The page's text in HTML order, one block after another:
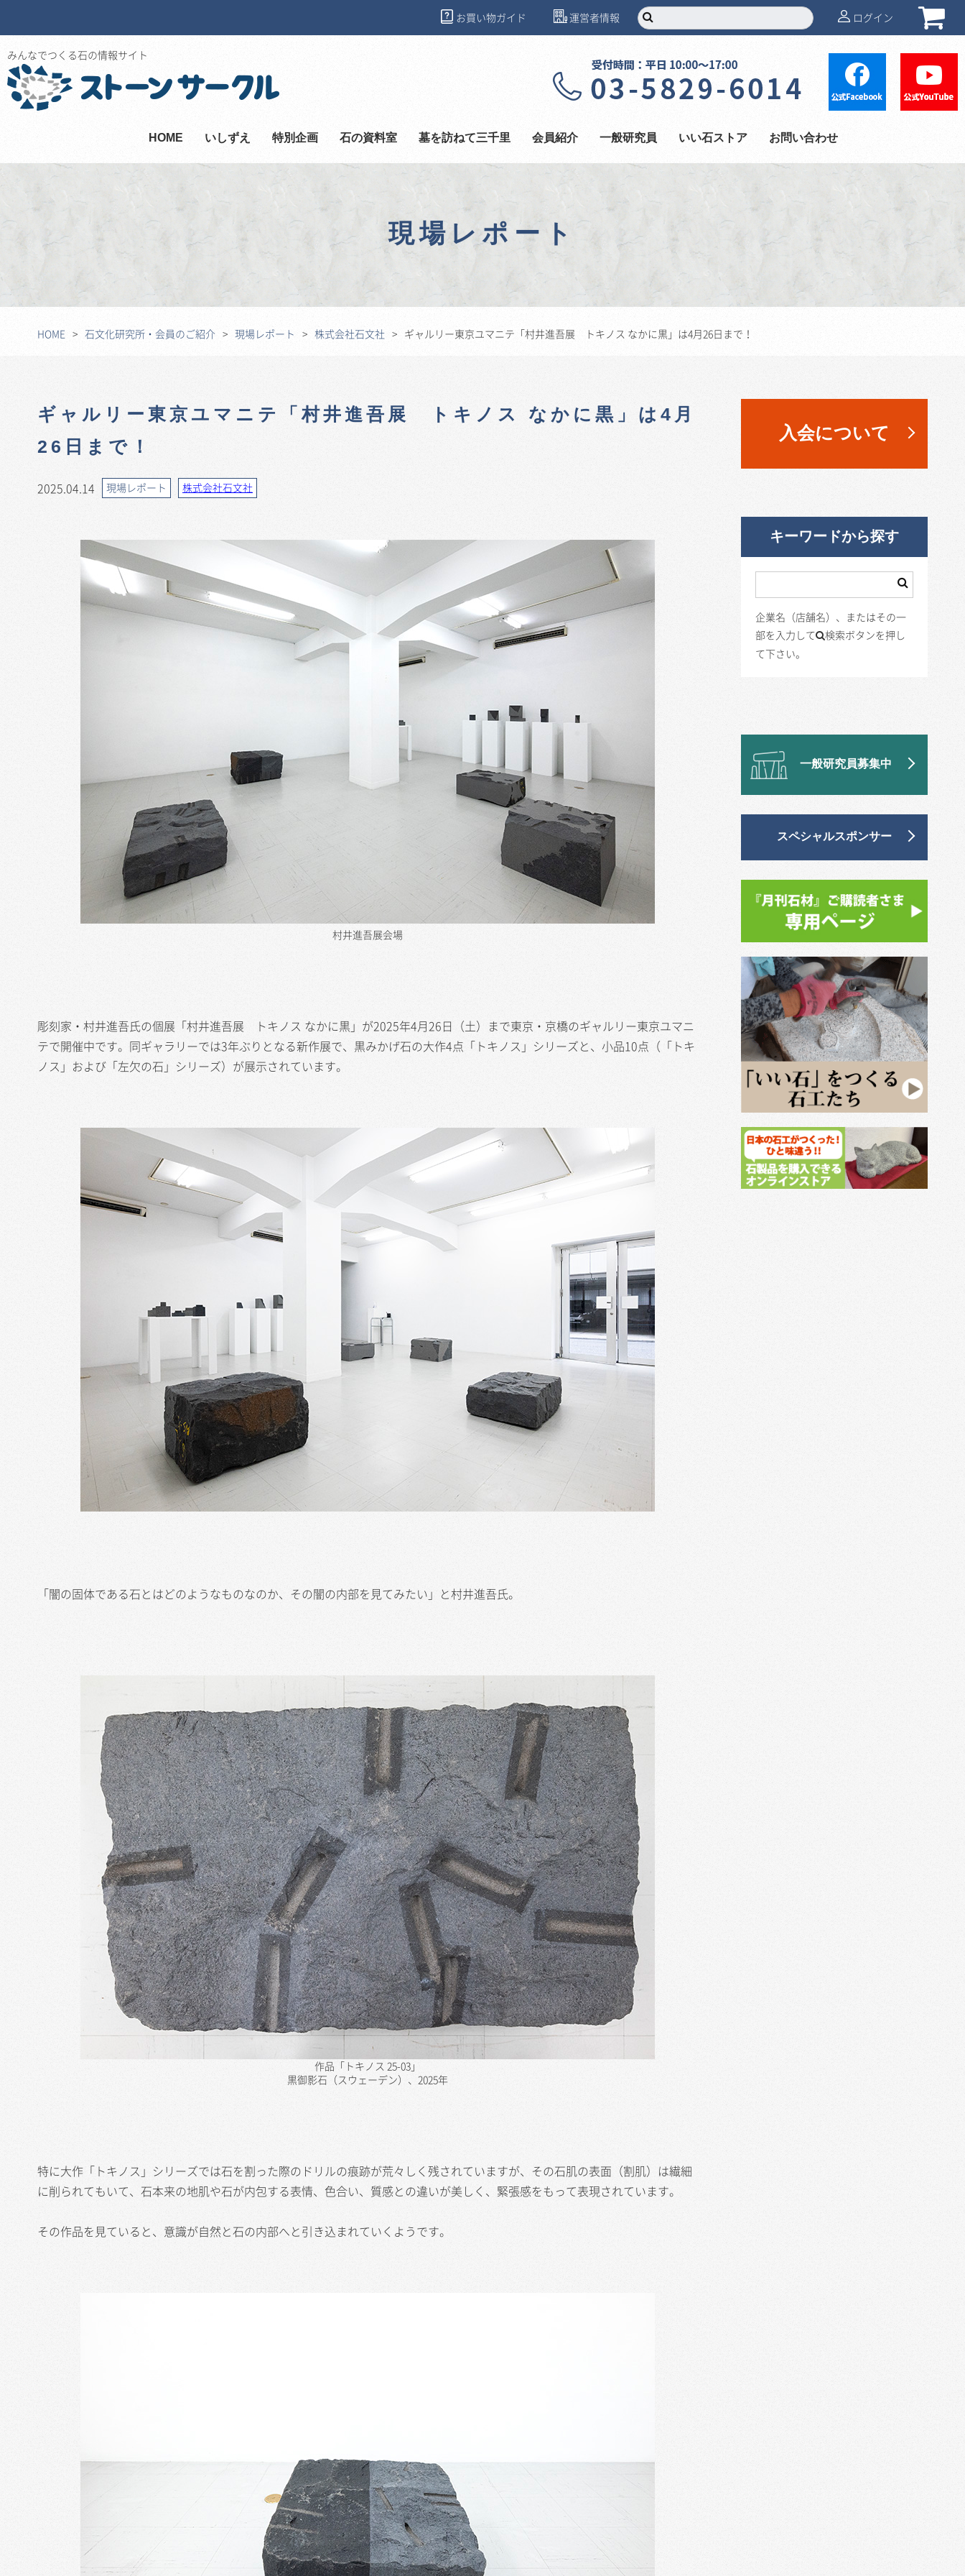
お買い物ガイド 運営者情報 ログイン
みんなでつくる石の情報サイト
HOME いしずえ 特別企画 石の資料室 墓を訪ねて三千里 会員紹介 一般研究員 いい石ストア お問い合わせ
現場レポート
HOME 石文化研究所・会員のご紹介 現場レポート 株式会社石文社 ギャルリー東京ユマニテ「村井進吾展 トキノス なかに黒」は4月26日まで！
ギャルリー東京ユマニテ「村井進吾展 トキノス なかに黒」は4月
26日まで！
2025.04.14 現場レポート 株式会社石文社
村井進吾展会場
彫刻家・村井進吾氏の個展「村井進吾展 トキノス なかに黒」が2025年4月26日（土）まで東京・京橋のギャルリー東京ユマニ
テで開催中です。同ギャラリーでは3年ぶりとなる新作展で、黒みかげ石の大作4点「トキノス」シリーズと、小品10点（「トキ
ノス」および「左欠の石」シリーズ）が展示されています。
「闇の固体である石とはどのようなものなのか、その闇の内部を見てみたい」と村井進吾氏。
作品「トキノス 25-03」
黒御影石（スウェーデン）、2025年
特に大作「トキノス」シリーズでは石を割った際のドリルの痕跡が荒々しく残されていますが、その石肌の表面（割肌）は繊細
に削られてもいて、石本来の地肌や石が内包する表情、色合い、質感との違いが美しく、緊張感をもって表現されています。
その作品を見ていると、意識が自然と石の内部へと引き込まれていくようです。
入会について
キーワードから探す
企業名（店舗名）、またはその一
部を入力して
検索ボタンを押し
て下さい。
一般研究員募集中
スペシャルスポンサー